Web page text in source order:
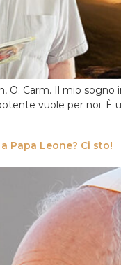
O. Carm. Il mio
vuole per noi. È
Papa Leone? Ci sto!